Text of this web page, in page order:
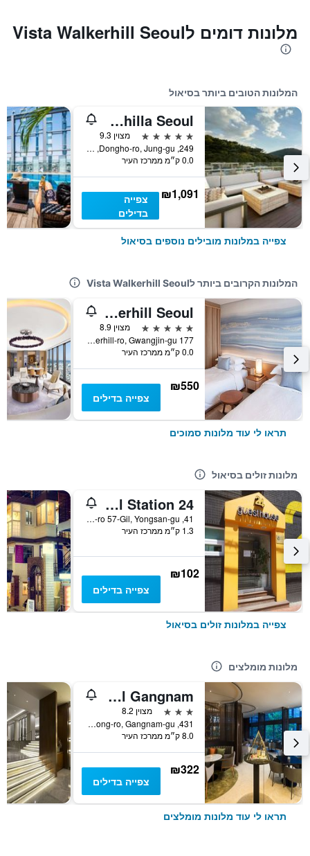
מלונות דומים לVista Walkerhill Seoul
המלונות הטובים ביותר בסיאול
The Shilla Seoul
5 כוכבים
מצוין 9.3
249, Dongho-ro, Jung-gu, סיאול, דרום קוריאה
0.0 ק״מ ממרכז העיר
₪1,091
צפייה
בדילים
צפייה במלונות מובילים נוספים בסיאול
המלונות הקרובים ביותר לVista Walkerhill Seoul
Grand Walkerhill Seoul
5 כוכבים
מצוין 8.9
177 Walkerhill-ro, Gwangjin-gu, סיאול, דרום קוריאה
0.0 ק״מ ממרכז העיר
₪550
צפייה בדילים
תראו לי עוד מלונות סמוכים
מלונות זולים בסיאול
24 Guesthouse Seoul Station
41, Huam-ro 57-Gil, Yongsan-gu, סיאול, דרום קוריאה
1.3 ק״מ ממרכז העיר
₪102
צפייה בדילים
צפייה במלונות זולים בסיאול
מלונות מומלצים
ibis Styles Ambassador Seoul Gangnam
3 כוכבים
מצוין 8.2
431, Samseong-ro, Gangnam-gu, סיאול, דרום קוריאה
8.0 ק״מ ממרכז העיר
₪322
צפייה בדילים
תראו לי עוד מלונות מומלצים